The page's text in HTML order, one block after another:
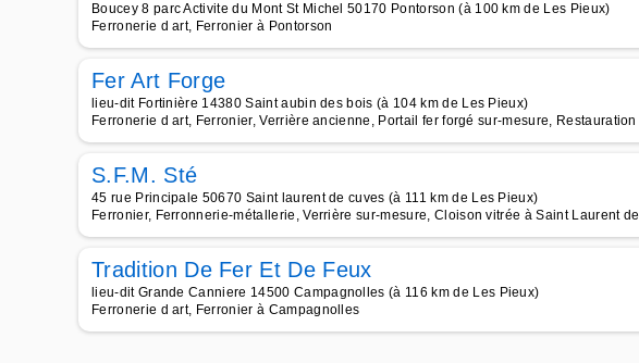
Boucey 8 parc Activite du Mont St Michel 50170 Pontorson (à 100 km de Les Pieux)
Ferronerie d art, Ferronier à Pontorson
Fer Art Forge
lieu-dit Fortinière 14380 Saint aubin des bois (à 104 km de Les Pieux)
Ferronerie d art, Ferronier, Verrière ancienne, Portail fer forgé sur-mesure, Restauration
S.F.M. Sté
45 rue Principale 50670 Saint laurent de cuves (à 111 km de Les Pieux)
Ferronier, Ferronnerie-métallerie, Verrière sur-mesure, Cloison vitrée à Saint Laurent de
Tradition De Fer Et De Feux
lieu-dit Grande Canniere 14500 Campagnolles (à 116 km de Les Pieux)
Ferronerie d art, Ferronier à Campagnolles